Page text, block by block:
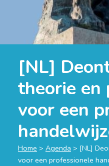
[NL]
theorie en
voor een
Home > Agenda > [NL]
voor een professionele